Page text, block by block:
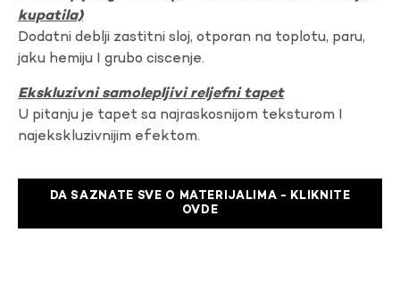
kupatila)
Dodatni deblji zastitni sloj, otporan na toplotu, paru,
jaku hemiju I grubo ciscenje.
Ekskluzivni samolepljivi reljefni tapet
U pitanju je tapet sa najraskosnijom teksturom I
najekskluzivnijim efektom.
DA SAZNATE SVE O MATERIJALIMA - KLIKNITE
OVDE